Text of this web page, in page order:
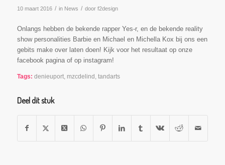
10 maart 2016 / in News / door f2design
Onlangs hebben de bekende rapper Yes-r, en de bekende reality
show personalities Barbie en Michael en Michella Kox bij ons een
gebits make over laten doen! Kijk voor het resultaat op onze
facebook pagina of op instagram!
Tags: denieuport, mzcdelind tandarts
Deel dit stuk